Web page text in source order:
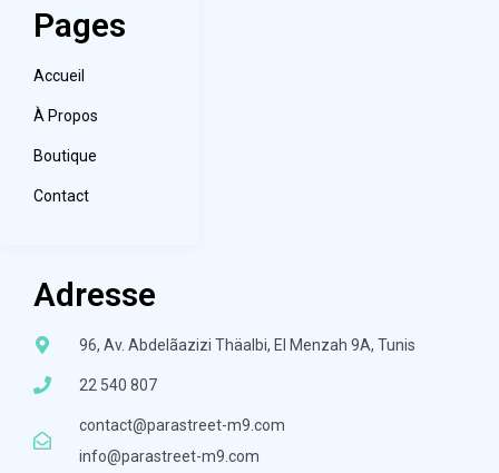
Pages
Accueil
À Propos
Boutique
Contact
Adresse
96, Av. Abdelãazizi Thäalbi, El Menzah 9A, Tunis
22 540 807
contact@parastreet-m9.com
info@parastreet-m9.com